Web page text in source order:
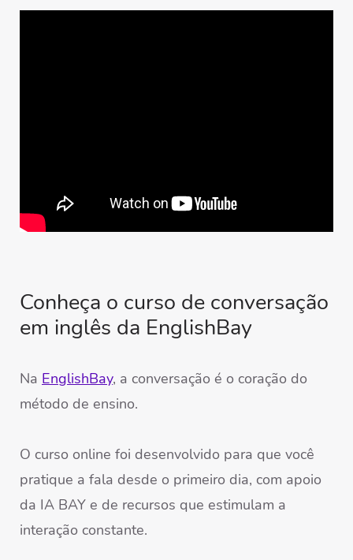
Conheça o curso de conversação
em inglês da EnglishBay
Na EnglishBay, a conversação é o coração do
método de ensino.
O curso online foi desenvolvido para que você
pratique a fala desde o primeiro dia, com apoio
da IA BAY e de recursos que estimulam a
interação constante.